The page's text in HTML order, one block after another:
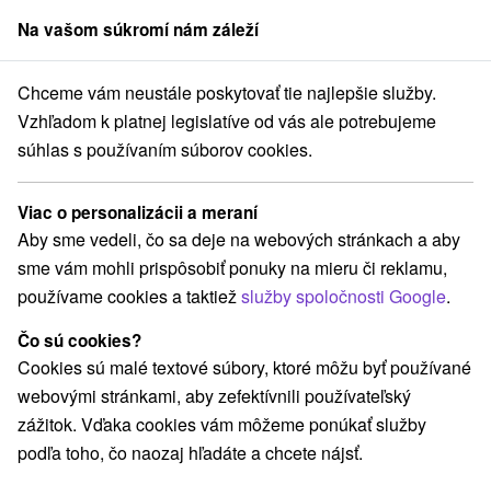
člen skupinySorger
Banskobystrický kraj Králiky Túra do Králickej tiesňavy z Králikov
Túra do Králickej tiesňavy z
Králikov
Navigovať do miesta
GPS:
N +48° 44' 5''
E +19° 2' 30''
Na vašom súkromí nám záleží
Chceme vám neustále poskytovať tie najlepšie služby.
Vzhľadom k platnej legislatíve od vás ale potrebujeme
súhlas s používaním súborov cookies.
Viac o personalizácii a meraní
Aby sme vedeli, čo sa deje na webových stránkach a aby
sme vám mohli prispôsobiť ponuky na mieru či reklamu,
používame cookies a taktiežslužby spoločnosti Google.
Čo sú cookies?
Cookies sú malé textové súbory, ktoré môžu byť používané
webovými stránkami, aby zefektívnili používateľský
zážitok. Vďaka cookies vám môžeme ponúkať služby
podľa toho, čo naozaj hľadáte a chcete nájsť.